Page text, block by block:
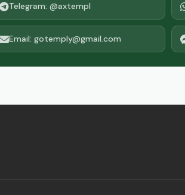
Telegram: @axtempl
Email: gotemply@gmail.com